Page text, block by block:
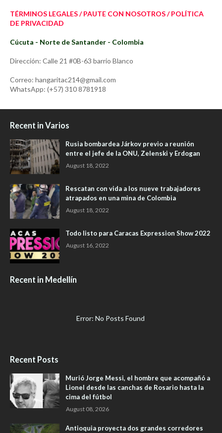
TÉRMINOS LEGALES / PAUTE CON NOSOTROS / POLÍTICA
DE PRIVACIDAD
Cúcuta - Norte de Santander - Colombia
Dirección: Calle 21 #0B-63 barrio Blanco
Correo: hangaritac214@gmail.com
WhatsApp: (+57) 310 8781918
Recent in Varios
Rusia bombardea Járkov previo a reunión
entre el jefe de la ONU, Zelenski y Erdogan
August 18, 2022
Rescatan con vida a los nueve trabajadores
atrapados en una mina de Colombia
August 18, 2022
Todo listo para Caracas Expression Show 2022
August 16, 2022
Recent in Medellín
Error: No Posts Found
Recent Posts
Murió Jorge Messi, el hombre que acompañó a
Lionel desde las canchas de Rosario hasta la
cima del fútbol
August 08, 2026
Antioquia proyecta dos grandes corredores